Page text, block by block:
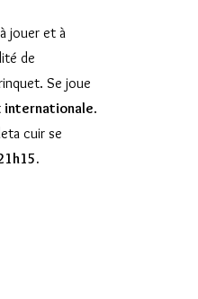
jouer et à
de
Se joue
internationale.
cuir se